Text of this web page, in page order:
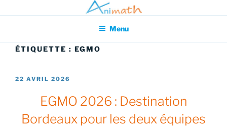
au
principal
Association pour l'Animation en Mathématiques
Menu
ÉTIQUETTE : EGMO
PUBLIÉ
22 AVRIL 2026
EGMO 2026 : Destination
Bordeaux pour les deux équipes